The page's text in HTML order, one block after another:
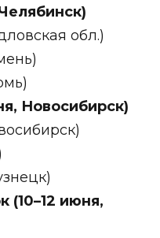
обл.)
Новосибирск)
(10–12 июня,